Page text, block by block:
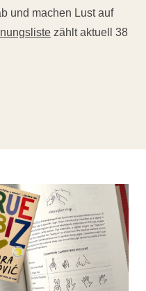
und machen Lust auf
zählt aktuell 38